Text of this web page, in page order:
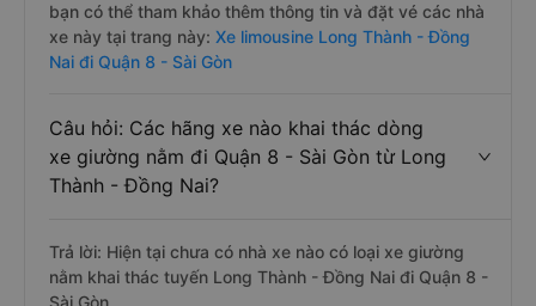
bạn có thể tham khảo thêm thông tin và đặt vé các nhà
xe này tại trang này: Xe limousine Long Thành - Đồng
Nai đi Quận 8 - Sài Gòn
Câu hỏi: Các hãng xe nào khai thác dòng
xe giường nằm đi Quận 8 - Sài Gòn từ Long
Thành - Đồng Nai?
Trả lời: Hiện tại chưa có nhà xe nào có loại xe giường
nằm khai thác tuyến Long Thành - Đồng Nai đi Quận 8 -
Sài Gòn